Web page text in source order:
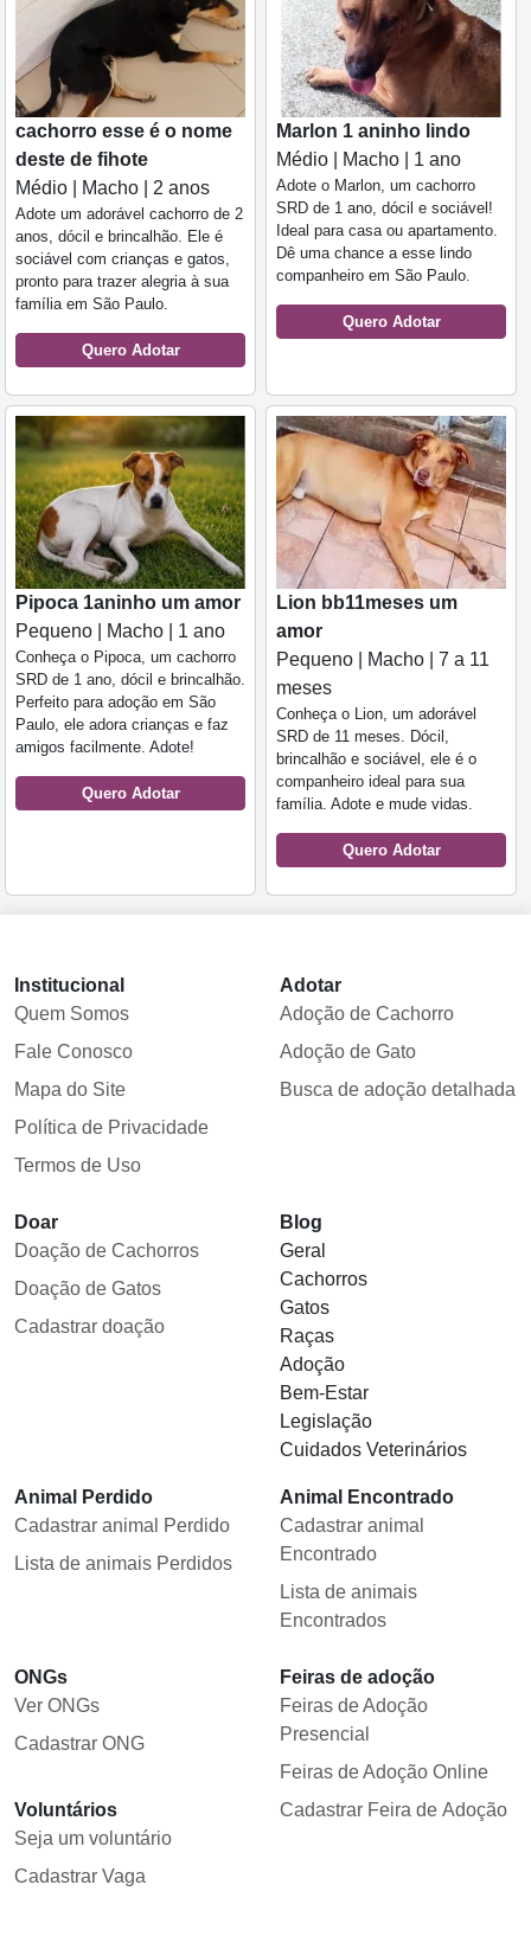
cachorro esse é o nome
deste de fihote
Médio | Macho | 2 anos
Adote um adorável cachorro de 2
anos, dócil e brincalhão. Ele é
sociável com crianças e gatos,
pronto para trazer alegria à sua
família em São Paulo.
Quero Adotar
Marlon 1 aninho lindo
Médio | Macho | 1 ano
Adote o Marlon, um cachorro
SRD de 1 ano, dócil e sociável!
Ideal para casa ou apartamento.
Dê uma chance a esse lindo
companheiro em São Paulo.
Quero Adotar
Pipoca 1aninho um amor
Pequeno | Macho | 1 ano
Conheça o Pipoca, um cachorro
SRD de 1 ano, dócil e brincalhão.
Perfeito para adoção em São
Paulo, ele adora crianças e faz
amigos facilmente. Adote!
Quero Adotar
Lion bb11meses um
amor
Pequeno | Macho | 7 a 11
meses
Conheça o Lion, um adorável
SRD de 11 meses. Dócil,
brincalhão e sociável, ele é o
companheiro ideal para sua
família. Adote e mude vidas.
Quero Adotar
Institucional
Quem Somos
Fale Conosco
Mapa do Site
Política de Privacidade
Termos de Uso
Adotar
Adoção de Cachorro
Adoção de Gato
Busca de adoção detalhada
Doar
Doação de Cachorros
Doação de Gatos
Cadastrar doação
Blog
Geral
Cachorros
Gatos
Raças
Adoção
Bem-Estar
Legislação
Cuidados Veterinários
Animal Perdido
Cadastrar animal Perdido
Lista de animais Perdidos
Animal Encontrado
Cadastrar animal
Encontrado
Lista de animais
Encontrados
ONGs
Ver ONGs
Cadastrar ONG
Voluntários
Seja um voluntário
Cadastrar Vaga
Feiras de adoção
Feiras de Adoção
Presencial
Feiras de Adoção Online
Cadastrar Feira de Adoção